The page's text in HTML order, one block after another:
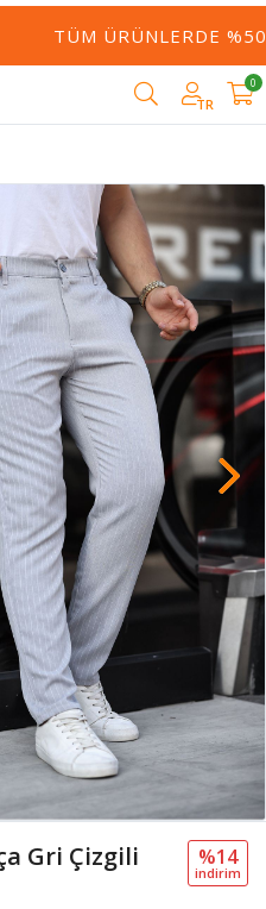
TÜM ÜRÜNLERDE %50
TR
0
Gri Çizgili
%14
i̇ndi̇ri̇m